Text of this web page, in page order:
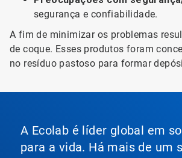
segurança e confiabilidade.
A fim de minimizar os problemas
de coque. Esses produtos foram
no resíduo pastoso para formar
A Ecolab é líder global em
para a vida. Há mais de um